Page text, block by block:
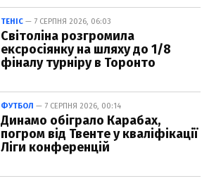
ТЕНІС — 7 СЕРПНЯ 2026, 06:03
Світоліна розгромила
ексросіянку на шляху до 1/8
фіналу турніру в Торонто
ФУТБОЛ — 7 СЕРПНЯ 2026, 00:14
Динамо обіграло Карабах,
погром від Твенте у кваліфікації
Ліги конференцій